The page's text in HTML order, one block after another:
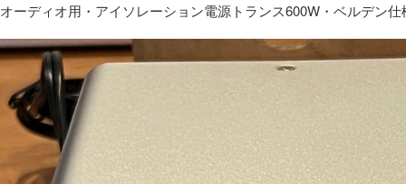
オーディオ用・アイソレーション電源トランス600W・ベルデン仕